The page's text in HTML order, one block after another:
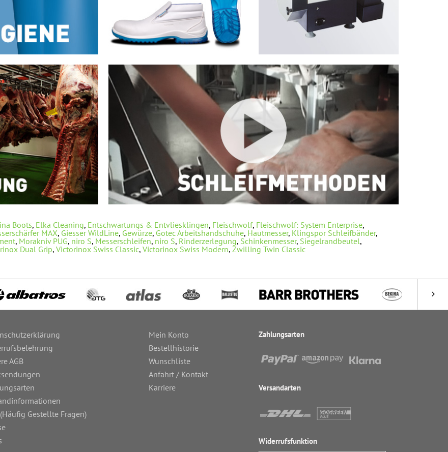
Boots, Elka Cleaning, Entschwartungs & Entvliesklingen, Fleischwolf, Fleischwolf: System Enterprise,
MAX, Giesser WildLine, Gewürze, Gotec Arbeitshandschuhe, Hautmesser, Klingspor Schleifbänder,
, Morakniv PUG, niro S, Messerschleifen, niro S, Rinderzerlegung, Schinkenmesser, Siegelrandbeutel,
Dual Grip, Victorinox Swiss Classic, Victorinox Swiss Modern, Zwilling Twin Classic
AGB
Gestellte Fragen)
Mein Konto
Bestellhistorie
Wunschliste
Anfahrt / Kontakt
Karriere
Zahlungsarten
Versandarten
Widerrufsfunktion